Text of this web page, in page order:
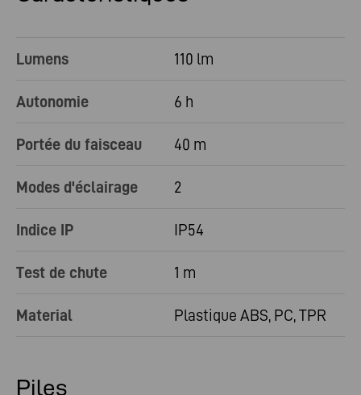
Lumens 110 lm
Autonomie 6 h
Portée du faisceau 40 m
Modes d'éclairage 2
Indice IP IP54
Test de chute 1 m
Material Plastique ABS, PC, TPR
Piles